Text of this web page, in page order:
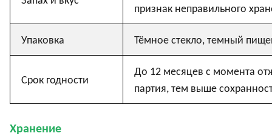
признак неправильного
Упаковка Тёмное стекло, темный
Срок годности
До 12 месяцев с момента
партия, тем выше
Хранение